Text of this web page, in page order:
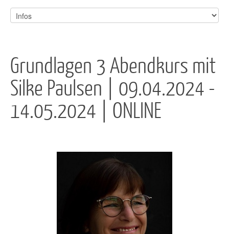
Grundlagen 3 Abendkurs mit
Silke Paulsen | 09.04.2024 -
14.05.2024 | ONLINE